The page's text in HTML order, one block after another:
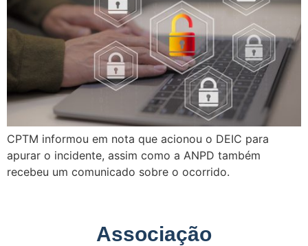
CPTM informou em nota que acionou o DEIC para
apurar o incidente, assim como a ANPD também
recebeu um comunicado sobre o ocorrido.
Associação